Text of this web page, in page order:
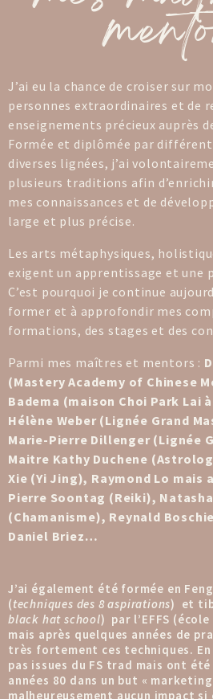
J’ai eu la chance de croiser sur
personnes extraordinaires et de
enseignements précieux auprès
Formée et diplômée par
diverses lignées, j’ai
plusieurs traditions afin
mes connaissances et de
large et plus précise.
Les arts métaphysiques,
exigent un apprentissage et une
C’est pourquoi je continue
former et à approfondir mes
formations, des stages et des
Parmi mes maîtres et mentors :
(Mastery Academy of Chinese
Badema (maison Choi Park Lai
Hélène Weber (Lignée Grand
Marie-Pierre Dillenger (Lignée
Maitre Kathy Duchene
Xie (Yi Jing), Raymond Lo mais
Pierre Soontag (Reiki),
(Chamanisme), Reynald
Daniel Briez…
J’ai également été formée en
(techniques des 8 aspirations) et
black hat school) par l’EFFS
mais après quelques années de
très fortement ces techniques.
pas issues du FS trad mais ont
années 80 dans un but «
malheureusement aucun impact si